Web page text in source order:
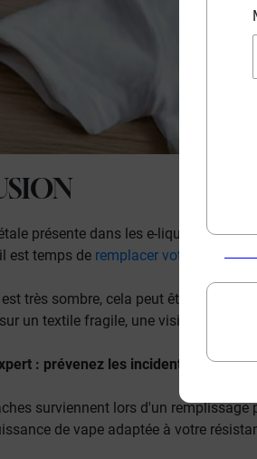
présente dans les e-liquides peut
est temps de remplacer votre
très sombre, cela peut être dû à
un textile fragile, une visite au
: prévenez les incidents !
surviennent lors d'un
de vape adaptée à votre